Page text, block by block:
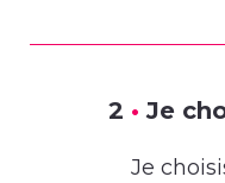
2 • Je
Je